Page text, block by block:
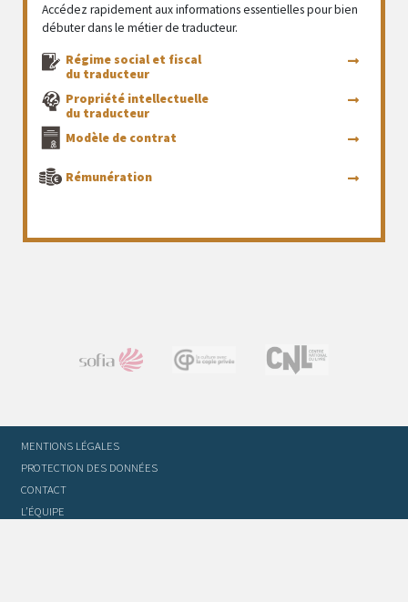
Accédez rapidement aux informations essentielles pour bien
débuter dans le métier de traducteur.
Régime social et fiscal
du traducteur
Propriété intellectuelle
du traducteur
Modèle de contrat
Rémunération
MENTIONS LÉGALES
PROTECTION DES DONNÉES
CONTACT
L’ÉQUIPE